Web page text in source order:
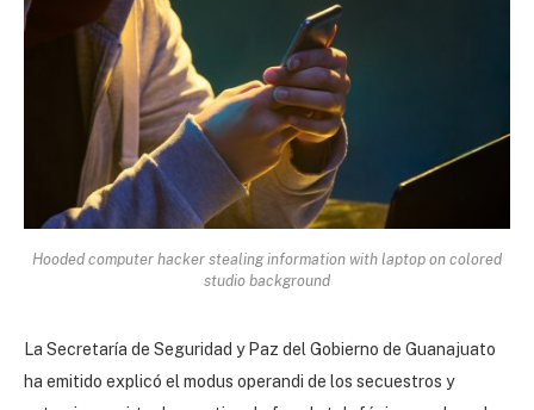
Hooded computer hacker stealing information with laptop on colored
studio background
La Secretaría de Seguridad y Paz del Gobierno de Guanajuato
ha emitido explicó el modus operandi de los secuestros y